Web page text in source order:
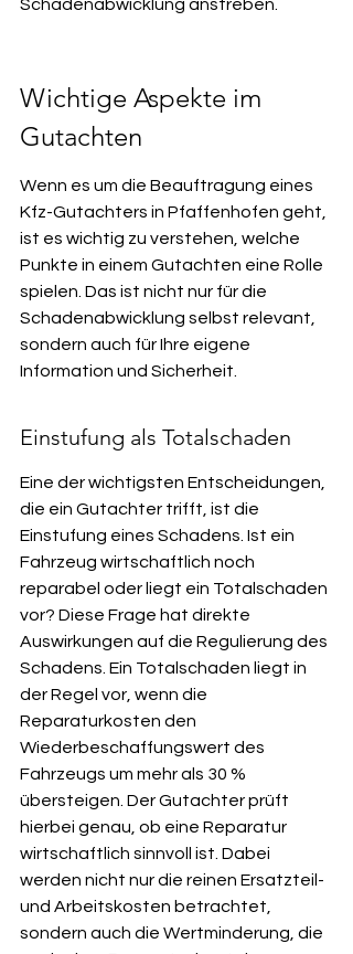
Schadenabwicklung anstreben.
Wichtige Aspekte im
Gutachten
Wenn es um die Beauftragung eines
Kfz-Gutachters in Pfaffenhofen geht,
ist es wichtig zu verstehen, welche
Punkte in einem Gutachten eine Rolle
spielen. Das ist nicht nur für die
Schadenabwicklung selbst relevant,
sondern auch für Ihre eigene
Information und Sicherheit.
Einstufung als Totalschaden
Eine der wichtigsten Entscheidungen,
die ein Gutachter trifft, ist die
Einstufung eines Schadens. Ist ein
Fahrzeug wirtschaftlich noch
reparabel oder liegt ein Totalschaden
vor? Diese Frage hat direkte
Auswirkungen auf die Regulierung des
Schadens. Ein Totalschaden liegt in
der Regel vor, wenn die
Reparaturkosten den
Wiederbeschaffungswert des
Fahrzeugs um mehr als 30 %
übersteigen. Der Gutachter prüft
hierbei genau, ob eine Reparatur
wirtschaftlich sinnvoll ist. Dabei
werden nicht nur die reinen Ersatzteil-
und Arbeitskosten betrachtet,
sondern auch die Wertminderung, die